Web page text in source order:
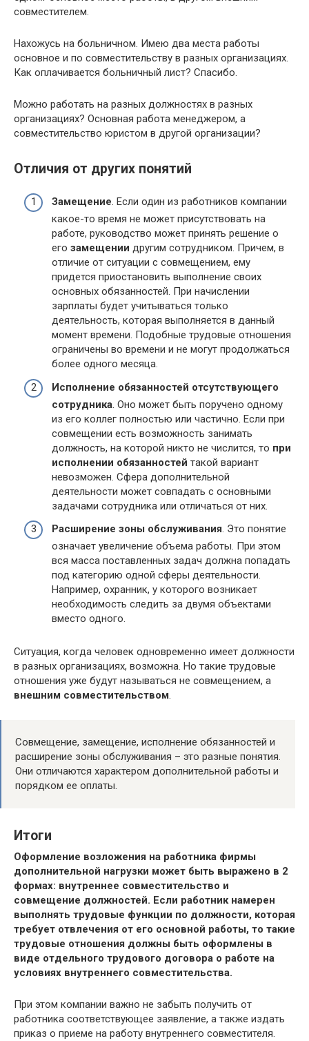
совместителем.
Нахожусь на больничном. Имею два места работы
основное и по совместительству в разных организациях.
Как оплачивается больничный лист? Спасибо.
Можно работать на разных должностях в разных
организациях? Основная работа менеджером, а
совместительство юристом в другой организации?
Отличия от других понятий
Замещение. Если один из работников компании
какое-то время не может присутствовать на
работе, руководство может принять решение о
его замещении другим сотрудником. Причем, в
отличие от ситуации с совмещением, ему
придется приостановить выполнение своих
основных обязанностей. При начислении
зарплаты будет учитываться только
деятельность, которая выполняется в данный
момент времени. Подобные трудовые отношения
ограничены во времени и не могут продолжаться
более одного месяца.
Исполнение обязанностей отсутствующего
сотрудника. Оно может быть поручено одному
из его коллег полностью или частично. Если при
совмещении есть возможность занимать
должность, на которой никто не числится, то при
исполнении обязанностей такой вариант
невозможен. Сфера дополнительной
деятельности может совпадать с основными
задачами сотрудника или отличаться от них.
Расширение зоны обслуживания. Это понятие
означает увеличение объема работы. При этом
вся масса поставленных задач должна попадать
под категорию одной сферы деятельности.
Например, охранник, у которого возникает
необходимость следить за двумя объектами
вместо одного.
Ситуация, когда человек одновременно имеет должности
в разных организациях, возможна. Но такие трудовые
отношения уже будут называться не совмещением, а
внешним совместительством.
Совмещение, замещение, исполнение обязанностей и
расширение зоны обслуживания – это разные понятия.
Они отличаются характером дополнительной работы и
порядком ее оплаты.
Итоги
Оформление возложения на работника фирмы
дополнительной нагрузки может быть выражено в 2
формах: внутреннее совместительство и
совмещение должностей. Если работник намерен
выполнять трудовые функции по должности, которая
требует отвлечения от его основной работы, то такие
трудовые отношения должны быть оформлены в
виде отдельного трудового договора о работе на
условиях внутреннего совместительства.
При этом компании важно не забыть получить от
работника соответствующее заявление, а также издать
приказ о приеме на работу внутреннего совместителя.